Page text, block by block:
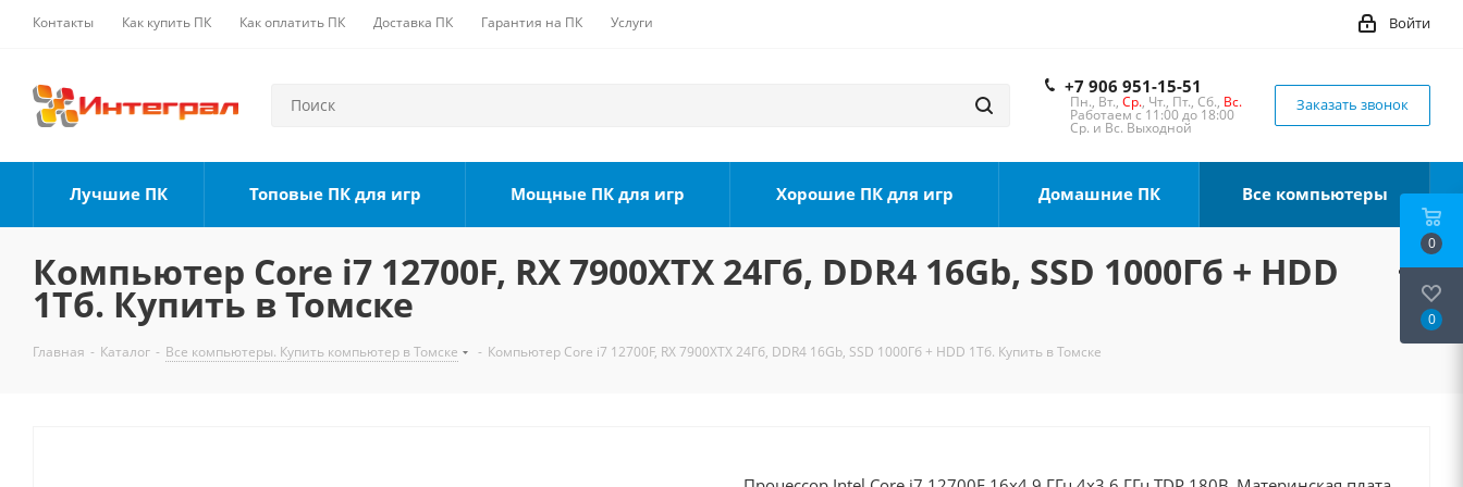
Контакты Как купить ПК Как оплатить ПК Доставка ПК Гарантия на ПК Услуги Войти
+7 906 951-15-51
Пн., Вт., Ср., Чт., Пт., Сб., Вс.
Работаем с 11:00 до 18:00
Ср. и Вс. Выходной
Заказать звонок
Лучшие ПК Топовые ПК для игр Мощные ПК для игр Хорошие ПК для игр Домашние ПК Все компьютеры
Компьютер Core i7 12700F, RX 7900XTX 24Гб, DDR4 16Gb, SSD 1000Гб + HDD
1Тб. Купить в Томске
Главная - Каталог - Все компьютеры. Купить компьютер в Томске - Компьютер Core i7 12700F, RX 7900XTX 24Гб, DDR4 16Gb, SSD 1000Гб + HDD 1Тб. Купить в Томске
0
0